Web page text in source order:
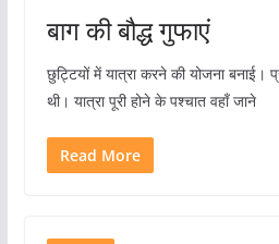
बाग की बौद्ध गुफाएं
छुट्टियों में यात्रा करने की योजना बनाई।
थी। यात्रा पूरी होने के पश्चात वहाँ जाने
Read More